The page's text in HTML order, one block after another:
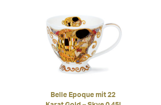
Belle Epoque mit 22